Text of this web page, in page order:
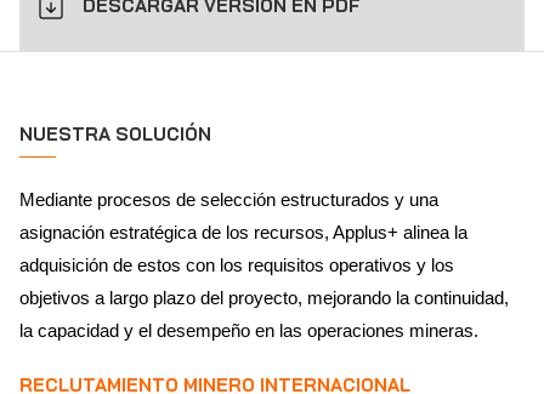
DESCARGAR VERSIÓN EN PDF
NUESTRA SOLUCIÓN
Mediante procesos de selección estructurados y una
asignación estratégica de los recursos, Applus+ alinea la
adquisición de estos con los requisitos operativos y los
objetivos a largo plazo del proyecto, mejorando la continuidad,
la capacidad y el desempeño en las operaciones mineras.
RECLUTAMIENTO MINERO INTERNACIONAL